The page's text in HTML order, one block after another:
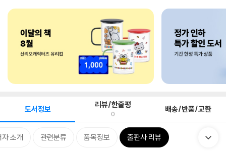
도서정보 리뷰/한줄평
0 배송/반품/교환
자 소개 관련분류 품목정보 출판사 리뷰